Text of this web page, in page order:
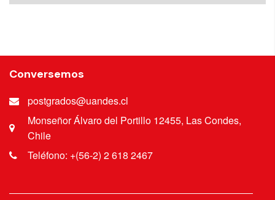
Conversemos
postgrados@uandes.cl
Monseñor Álvaro del Portillo 12455, Las Condes,
Chile
Teléfono: +(56-2) 2 618 2467